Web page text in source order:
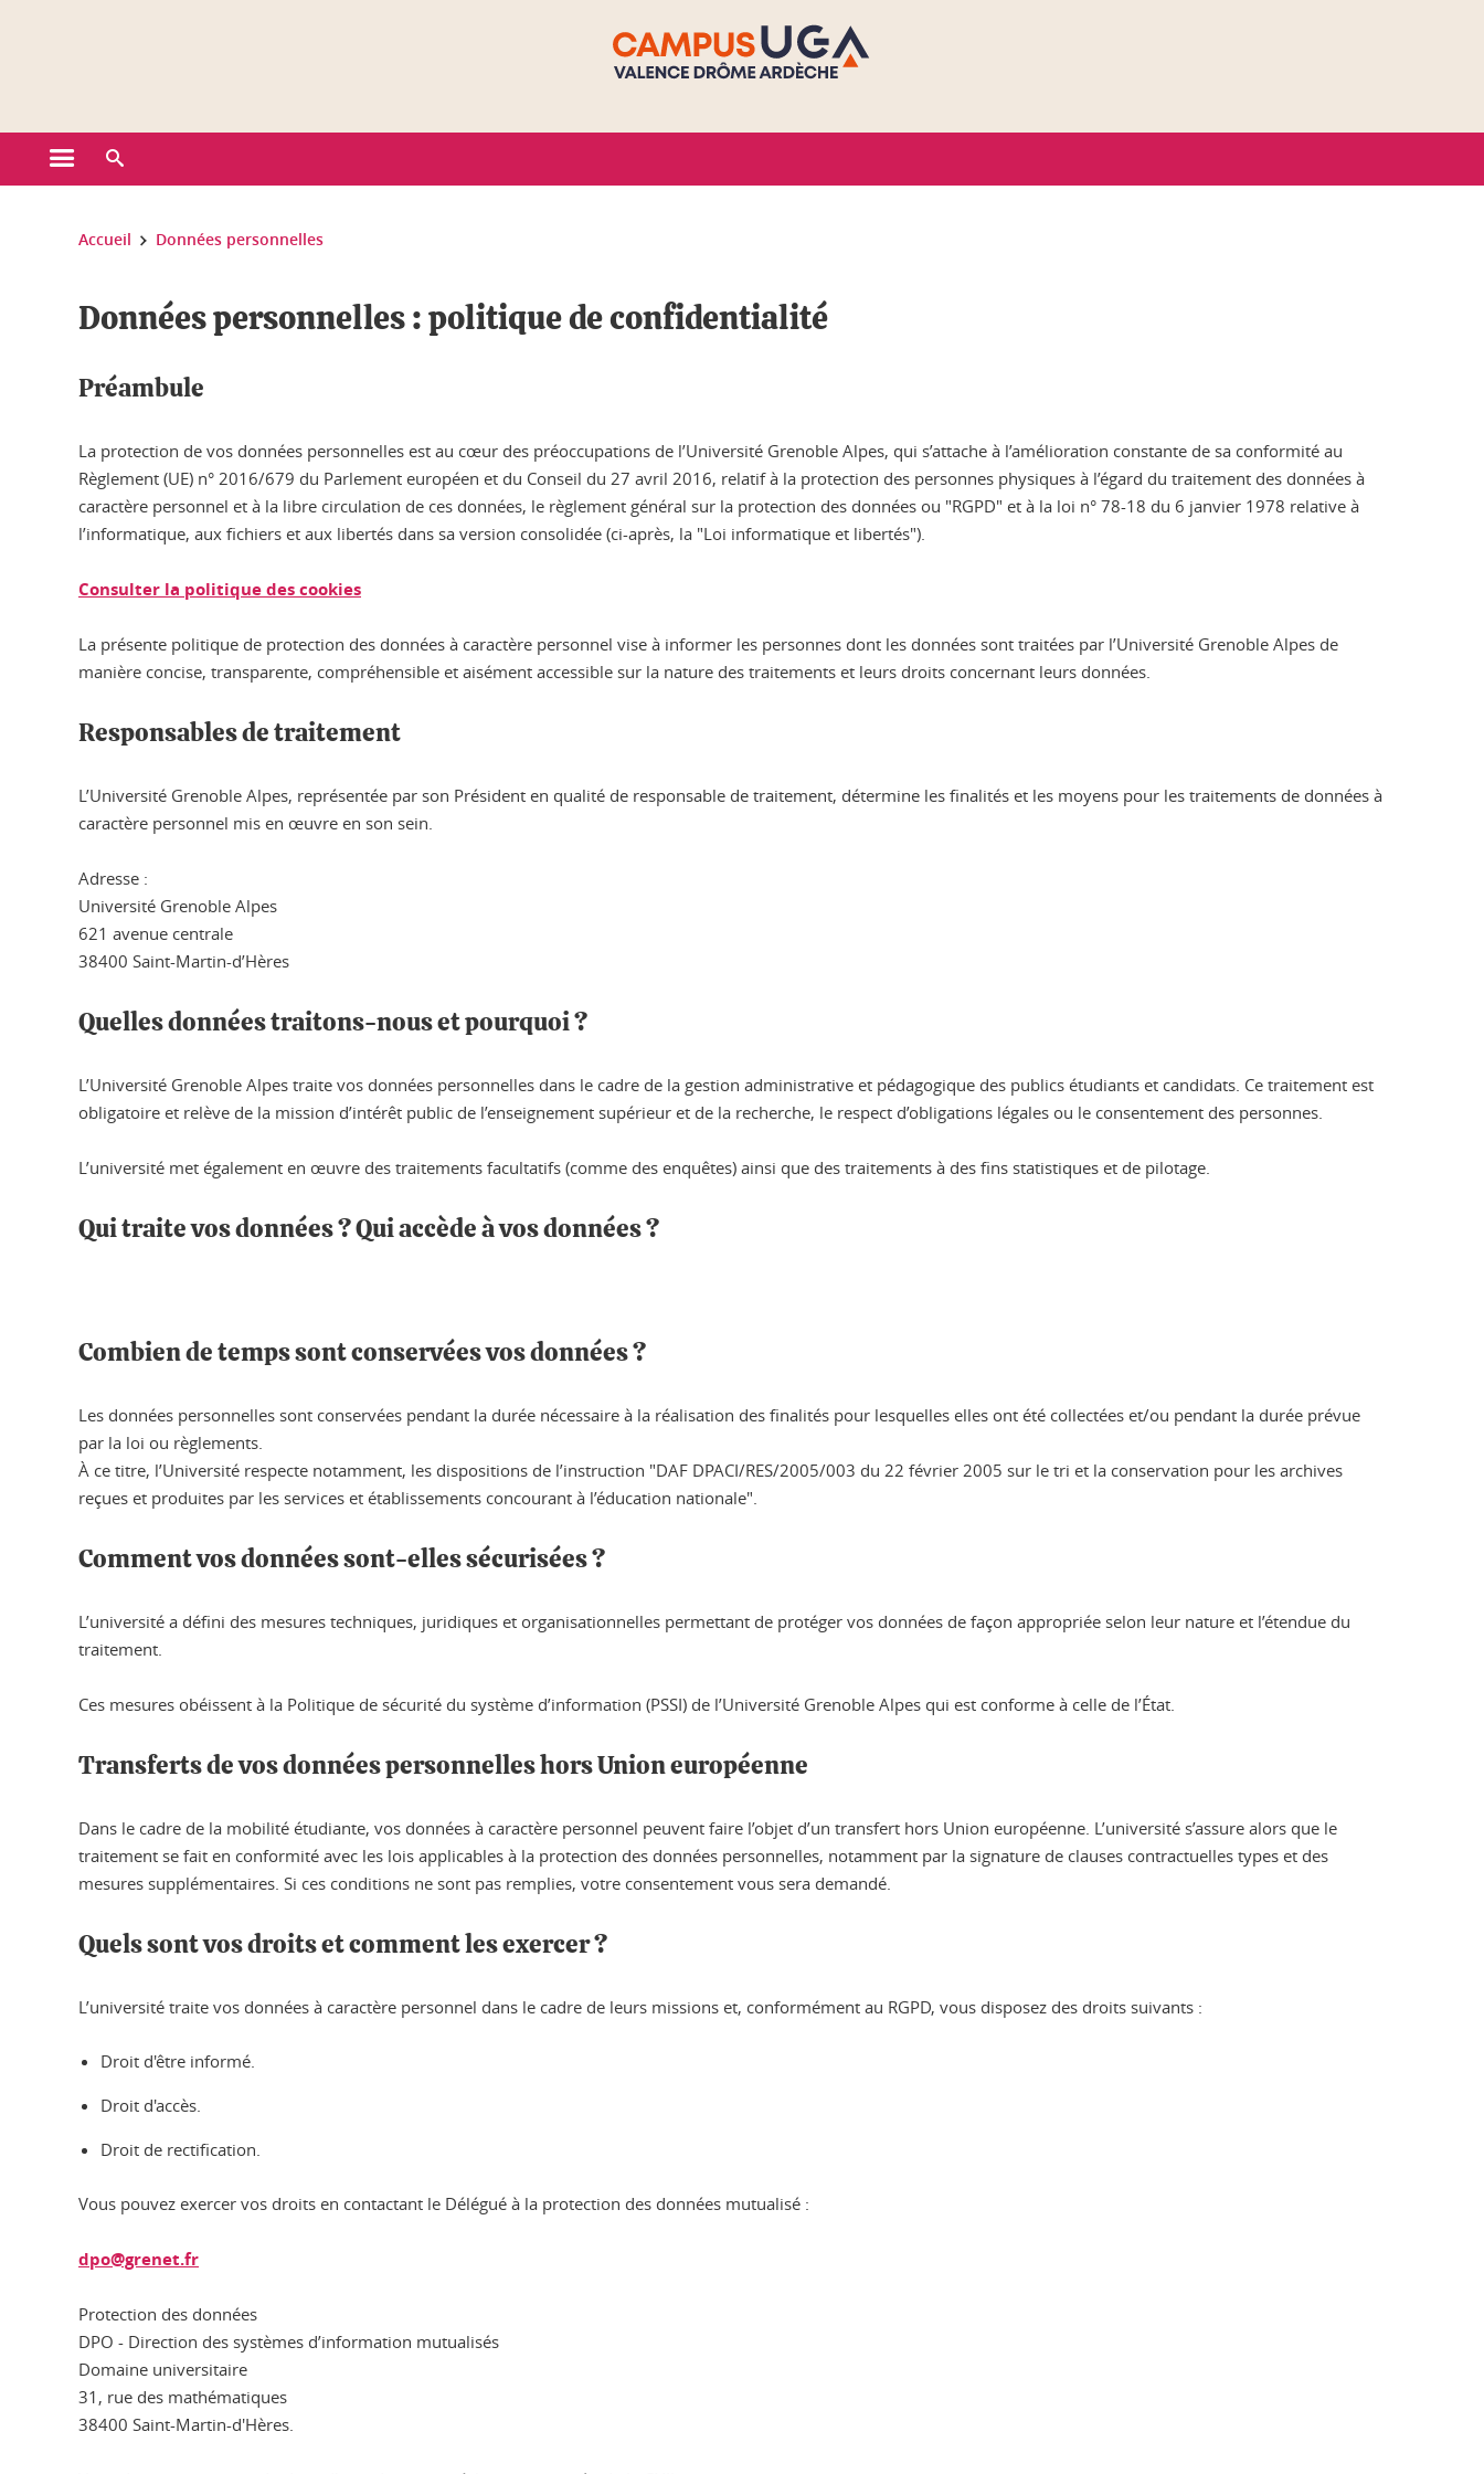
Ouvrir le menu principal
Vous êtes ici :
Accueil Données personnelles
Données personnelles : politique de confidentialité
Préambule
La protection de vos données personnelles est au cœur des préoccupations de l’Université Grenoble Alpes, qui s’attache à l’amélioration constante de sa conformité au
Règlement (UE) n° 2016/679 du Parlement européen et du Conseil du 27 avril 2016, relatif à la protection des personnes physiques à l’égard du traitement des données à
caractère personnel et à la libre circulation de ces données, le règlement général sur la protection des données ou "RGPD" et à la loi n° 78-18 du 6 janvier 1978 relative à
l’informatique, aux fichiers et aux libertés dans sa version consolidée (ci-après, la "Loi informatique et libertés").
Consulter la politique des cookies
La présente politique de protection des données à caractère personnel vise à informer les personnes dont les données sont traitées par l’Université Grenoble Alpes de
manière concise, transparente, compréhensible et aisément accessible sur la nature des traitements et leurs droits concernant leurs données.
Responsables de traitement
L’Université Grenoble Alpes, représentée par son Président en qualité de responsable de traitement, détermine les finalités et les moyens pour les traitements de données à
caractère personnel mis en œuvre en son sein.
Adresse :
Université Grenoble Alpes
621 avenue centrale
38400 Saint-Martin-d’Hères
Quelles données traitons-nous et pourquoi ?
L’Université Grenoble Alpes traite vos données personnelles dans le cadre de la gestion administrative et pédagogique des publics étudiants et candidats. Ce traitement est
obligatoire et relève de la mission d’intérêt public de l’enseignement supérieur et de la recherche, le respect d’obligations légales ou le consentement des personnes.
L’université met également en œuvre des traitements facultatifs (comme des enquêtes) ainsi que des traitements à des fins statistiques et de pilotage.
Qui traite vos données ? Qui accède à vos données ?
Combien de temps sont conservées vos données ?
Les données personnelles sont conservées pendant la durée nécessaire à la réalisation des finalités pour lesquelles elles ont été collectées et/ou pendant la durée prévue
par la loi ou règlements.
À ce titre, l’Université respecte notamment, les dispositions de l’instruction "DAF DPACI/RES/2005/003 du 22 février 2005 sur le tri et la conservation pour les archives
reçues et produites par les services et établissements concourant à l’éducation nationale".
Comment vos données sont-elles sécurisées ?
L’université a défini des mesures techniques, juridiques et organisationnelles permettant de protéger vos données de façon appropriée selon leur nature et l’étendue du
traitement.
Ces mesures obéissent à la Politique de sécurité du système d’information (PSSI) de l’Université Grenoble Alpes qui est conforme à celle de l’État.
Transferts de vos données personnelles hors Union européenne
Dans le cadre de la mobilité étudiante, vos données à caractère personnel peuvent faire l’objet d’un transfert hors Union européenne. L’université s’assure alors que le
traitement se fait en conformité avec les lois applicables à la protection des données personnelles, notamment par la signature de clauses contractuelles types et des
mesures supplémentaires. Si ces conditions ne sont pas remplies, votre consentement vous sera demandé.
Quels sont vos droits et comment les exercer ?
L’université traite vos données à caractère personnel dans le cadre de leurs missions et, conformément au RGPD, vous disposez des droits suivants :
Droit d'être informé.
Droit d'accès.
Droit de rectification.
Vous pouvez exercer vos droits en contactant le Délégué à la protection des données mutualisé :
dpo@grenet.fr
Protection des données
DPO - Direction des systèmes d’information mutualisés
Domaine universitaire
31, rue des mathématiques
38400 Saint-Martin-d'Hères.